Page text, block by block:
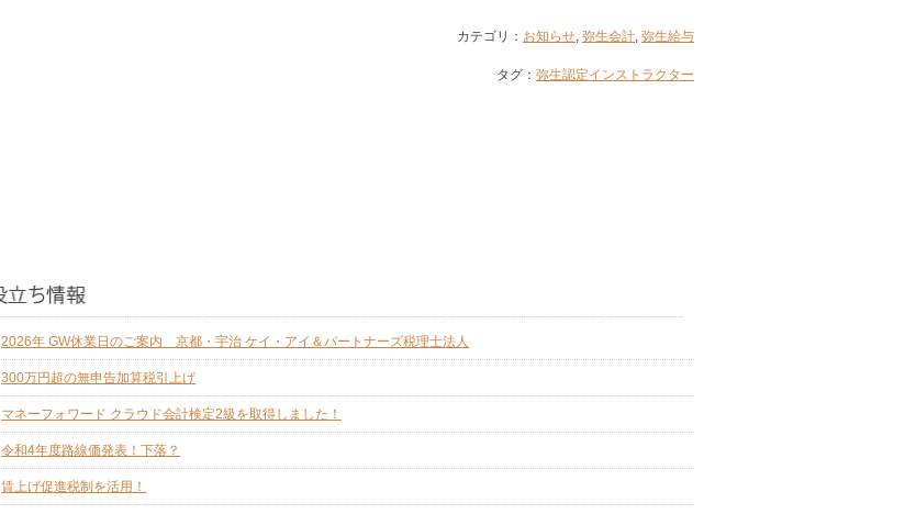
カテゴリ： お知らせ, 弥生会計, 弥生給与
タグ： 弥生認定インストラクター
2026年 GW休業日のご案内 京都・宇治 ケイ・アイ＆パートナーズ税理士法人
300万円超の無申告加算税引上げ
マネーフォワード クラウド会計検定2級を取得しました！
令和4年度路線価発表！下落？
賃上げ促進税制を活用！